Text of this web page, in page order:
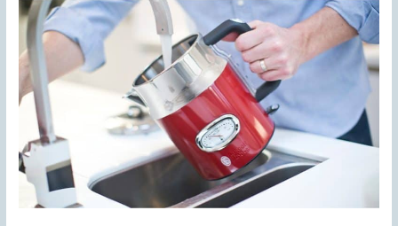
Complete
Gids
voor
een
Perfecte
Koffie